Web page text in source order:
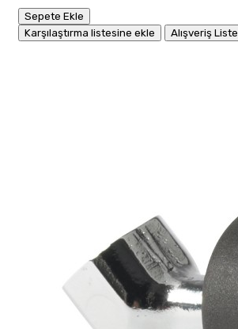
Sepete Ekle
Karşılaştırma listesine ekle
Alışveriş